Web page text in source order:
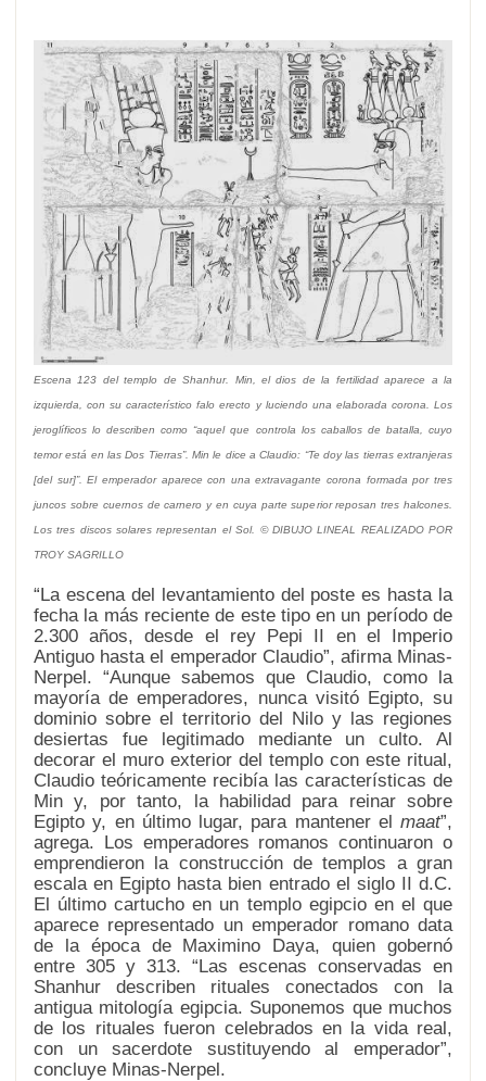
Escena 123 del templo de Shanhur. Min, el dios de la fertilidad aparece a la
izquierda, con su característico falo erecto y luciendo una elaborada corona. Los
jeroglíficos lo describen como aquel que controla los caballos de batalla, cuyo
temor está en las Dos Tierras . Min le dice a Claudio: Te doy las tierras extranjeras
[del sur] . El emperador aparece con una extravagante corona formada por tres
juncos sobre cuernos de carnero y en cuya parte superior reposan tres halcones.
Los tres discos solares representan el Sol. © DIBUJO LINEAL REALIZADO POR
TROY SAGRILLO
La escena del levantamiento del poste es hasta la
fecha la más reciente de este tipo en un período de
2.300 años, desde el rey Pepi II en el Imperio
Antiguo hasta el emperador Claudio , afirma Minas-
Nerpel.
Aunque sabemos que Claudio, como la
mayoría de emperadores, nunca visitó Egipto, su
dominio sobre el territorio del Nilo y las regiones
desiertas fue legitimado mediante un culto. Al
decorar el muro exterior del templo con este ritual,
Claudio teóricamente recibía las características de
Min y, por tanto, la habilidad para reinar sobre
Egipto y, en último lugar, para mantener el maat ,
agrega. Los emperadores romanos continuaron o
emprendieron la construcción de templos a gran
escala en Egipto hasta bien entrado el siglo II d.C.
El último cartucho en un templo egipcio en el que
aparece representado un emperador romano data
de la época de Maximino Daya, quien gobernó
entre 305 y 313.
Las escenas conservadas en
Shanhur describen rituales conectados con la
antigua mitología egipcia. Suponemos que muchos
de los rituales fueron celebrados en la vida real,
con un sacerdote sustituyendo al emperador ,
concluye Minas-Nerpel.